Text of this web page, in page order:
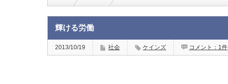
輝ける労働
2013/10/19 社会 ケインズ コメント：1件